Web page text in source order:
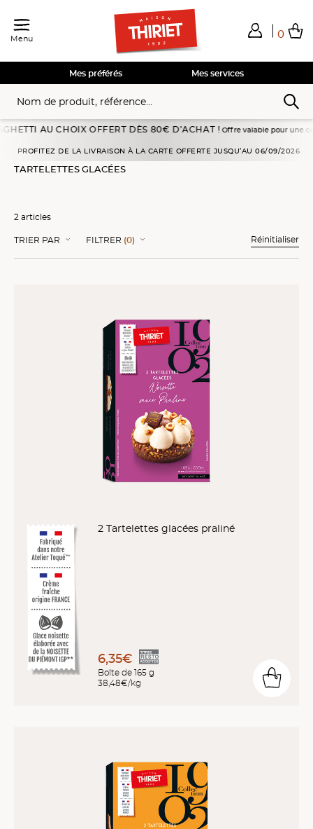
Menu 0
Total de mes achats
Voir mon panier
Voir mon panier
Voir mon panier
Voir mon panier
Mes services
Mes préférés
AU CHOIX OFFERT DÈS 80€ D’ACHAT !Offre valable pour une
PROFITEZ DE LA LIVRAISON À LA CARTE OFFERTE JUSQU’AU 06/09/2026
TARTELETTES GLACÉES
2 articles
TRIER PAR FILTRER (0) Réinitialiser
2 Tartelettes glacées praliné
6,35€
Boîte de 165 g
38,48€/kg